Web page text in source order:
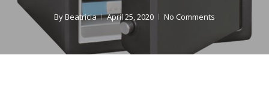
ByBeatricia April 25, 2020 No Comments